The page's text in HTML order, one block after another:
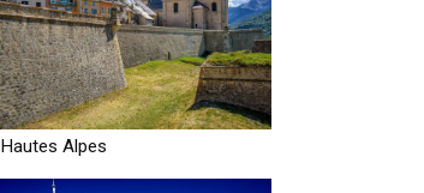
Hautes Alpes